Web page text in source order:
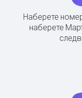
Наберете
наберете